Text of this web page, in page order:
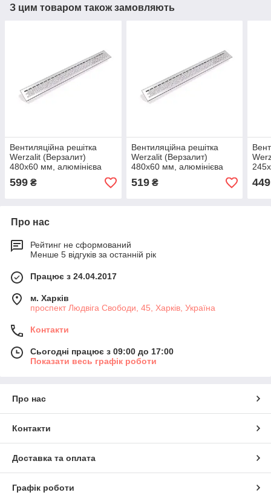
З цим товаром також замовляють
Вентиляційна решітка
Werzalit (Верзалит)
480х60 мм, алюмінієва
599 ₴
Вентиляційна решітка
Werzalit (Верзалит)
480х60 мм, алюмінієва
519₴ 449
Про нас
Рейтинг не сформований
Менше 5 відгуків за останній рік
Працює з 24.04.2017
м. Харків
проспект Людвіга Свободи, 45, Харків, Україна
Контакти
Сьогодні працює з 09:00 до 17:00
Показати весь графік роботи
Про нас
Контакти
Доставка та оплата
Графік роботи